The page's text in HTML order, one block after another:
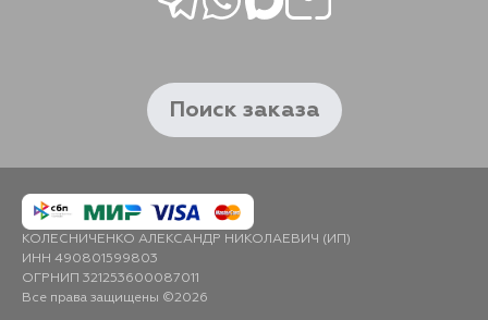
Поиск заказа
КОЛЕСНИЧЕНКО АЛЕКСАНДР НИКОЛАЕВИЧ (ИП)
ИНН 490801599803
ОГРНИП 321253600087011
Все права защищены ©2026